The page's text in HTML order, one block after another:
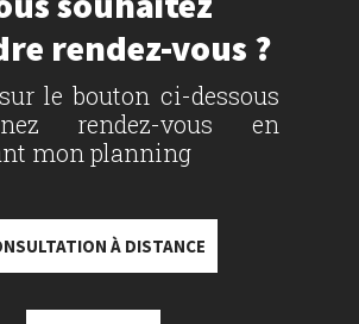
rendez-vous ?
le bouton ci-dessous
rendez-vous en
mon planning
À DISTANCE